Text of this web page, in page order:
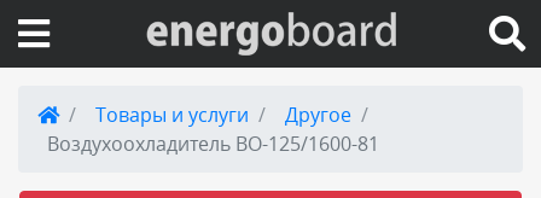
Вход на сайт
Товары и услуги
Другое
Воздухоохладитель ВО-125/1600-81